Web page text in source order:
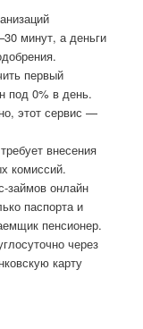
минут, а деньги
первый
под 0% в день.
этот сервис —
внесения
комиссий.
займов онлайн
паспорта и
пенсионер.
через
карту